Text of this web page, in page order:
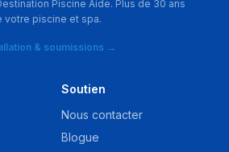
Piscine Aide. Plus de 30 ans
votre piscine et spa.
& soumissions →
Soutien
Nous contacter
Blogue